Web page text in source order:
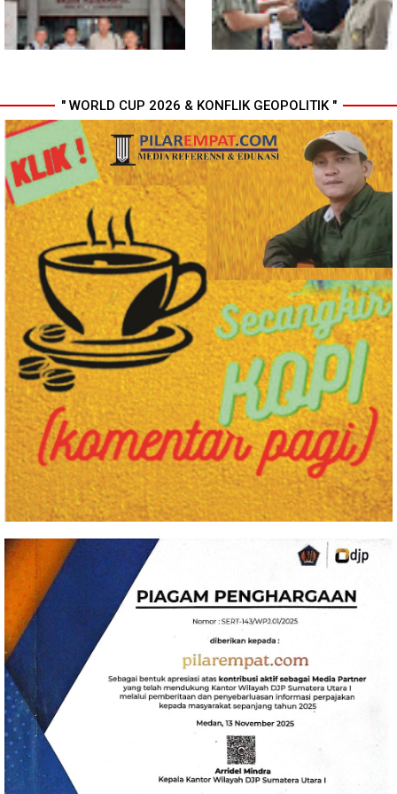
MIO Indonesia Sumut Resmi
Daftarkan Organisasi ke
Kesbangpol, Langkah Awal
Perkuat Profesionalisme
Media Online
Komisi D DPRDSU Ikut Gubsu
Bobby Nasution Berkantor di
Nias
" WORLD CUP 2026 & KONFLIK GEOPOLITIK "